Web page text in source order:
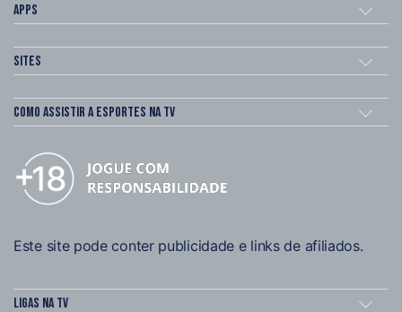
Apps
Sites
Como assistir a esportes na TV
Este site pode conter publicidade e links de afiliados.
Ligas na TV